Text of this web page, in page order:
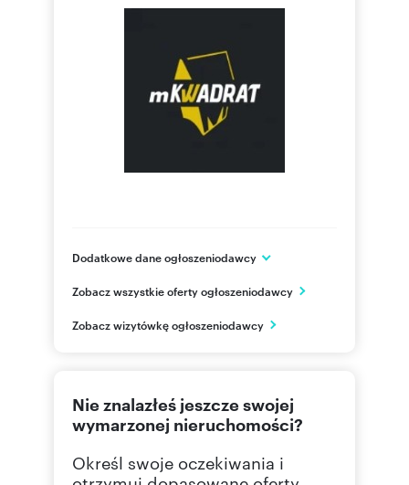
Dodatkowe dane ogłoszeniodawcy
Ełk
PL
608 14 Pokaż telefon
515 52 Pokaż telefon
Zobacz wszystkie oferty ogłoszeniodawcy
Zobacz wizytówkę ogłoszeniodawcy
Nie znalazłeś jeszcze swojej
wymarzonej nieruchomości?
Określ swoje oczekiwania i